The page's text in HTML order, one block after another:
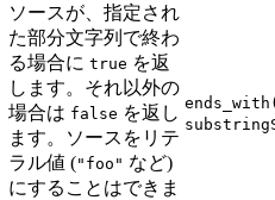
ソースが、指定され
た部分文字列で終わ
る場合に true を返
します。それ以外の
場合は false を返し
ます。ソースをリテ
ラル値 ("foo" など)
にすることはできま